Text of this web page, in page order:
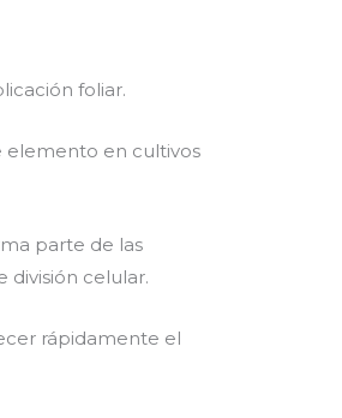
foliar.
elemento en cultivos
parte de las
división celular.
rápidamente el